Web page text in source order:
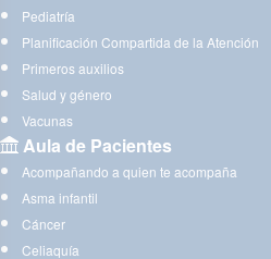
Pediatría
Planificación Compartida de la Atención
Primeros auxilios
Salud y género
Vacunas
Aula de Pacientes
Acompañando a quien te acompaña
Asma infantil
Cáncer
Celiaquía